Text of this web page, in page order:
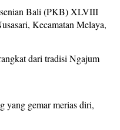
Bali (PKB) XLVIII
Kecamatan Melaya,
dari tradisi Ngajum
yang gemar merias diri,